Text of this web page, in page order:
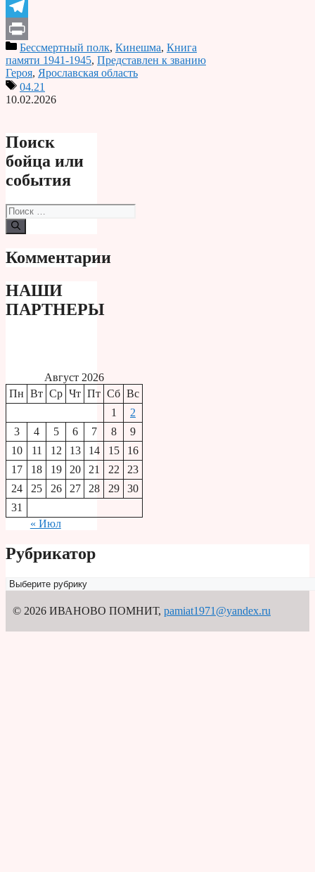
Odnoklassniki
Telegram
PrintБессмертный полк, Кинешма, Книга
памяти 1941-1945, Представлен к званию
Героя, Ярославская область
04.21
10.02.2026
Поиск
бойца или
события
Поиск:
Комментарии
НАШИ
ПАРТНЕРЫ
Август 2026
Пн Вт Ср Чт Пт Сб Вс
1
2
3
4 5 6 7 8
9
10
11 12 13 14 15
16
17
18 19 20 21 22
23
24
25 26 27 28 29
30
31
« Июл
Рубрикатор
Рубрикатор
© 2026 ИВАНОВО ПОМНИТ, pamiat1971@yandex.ru